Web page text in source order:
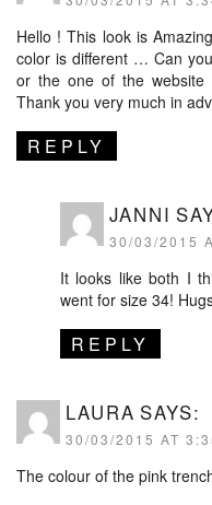
Hello ! This look is
color is different … Can
or the one of the
Thank you very much in
REPLY
JANNI
30/03/2015
It looks like both I
went for size 34!
REPLY
LAURA SAYS:
30/03/2015 AT
The colour of the pink